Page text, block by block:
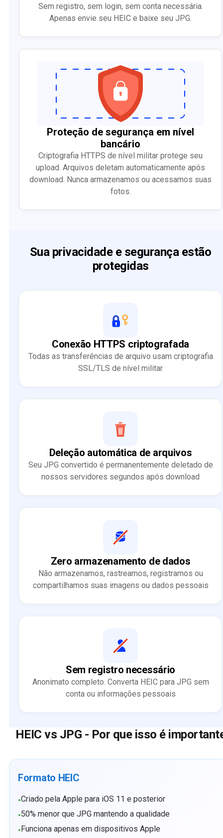
Sem registro, sem login, sem conta necessária.
Apenas envie seu HEIC e baixe seu JPG.
Proteção de segurança em nível
bancário
Criptografia HTTPS de nível militar protege seu
upload. Arquivos deletam automaticamente após
download. Nunca armazenamos ou acessamos suas
fotos.
Sua privacidade e segurança estão
protegidas
Conexão HTTPS criptografada
Todas as transferências de arquivo usam criptografia
SSL/TLS de nível militar
Deleção automática de arquivos
Seu JPG convertido é permanentemente deletado de
nossos servidores segundos após download
Zero armazenamento de dados
Não armazenamos, rastreamos, registramos ou
compartilhamos suas imagens ou dados pessoais
Sem registro necessário
Anonimato completo. Converta HEIC para JPG sem
conta ou informações pessoais
HEIC vs JPG - Por que isso é
Formato HEIC
•Criado pela Apple para iOS 11 e posterior
•50% menor que JPG mantendo a qualidade
•Funciona apenas em dispositivos Apple